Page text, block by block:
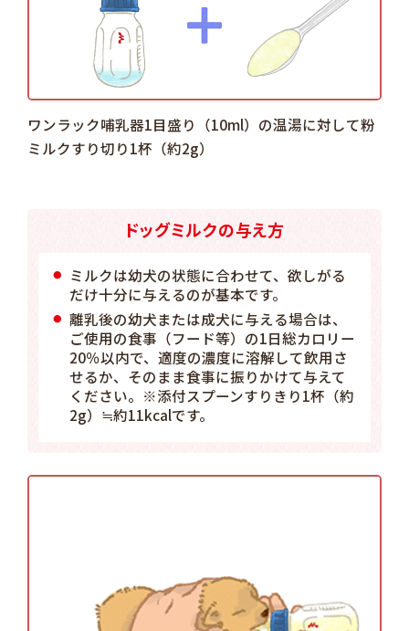
ワンラック哺乳器1目盛り（10ml）の温湯に対して粉
ミルクすり切り1杯（約2g）
ドッグミルクの与え方
ミルクは幼犬の状態に合わせて、欲しがる
だけ十分に与えるのが基本です。
離乳後の幼犬または成犬に与える場合は、
ご使用の食事（フード等）の1日総カロリー
20％以内で、適度の濃度に溶解して飲用さ
せるか、そのまま食事に振りかけて与えて
ください。※添付スプーンすりきり1杯（約
2g）≒約11kcalです。